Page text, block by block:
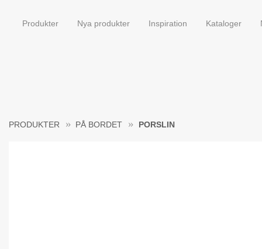
Produkter Nya produkter Inspiration Kataloger
PRODUKTER PÅ BORDET PORSLIN